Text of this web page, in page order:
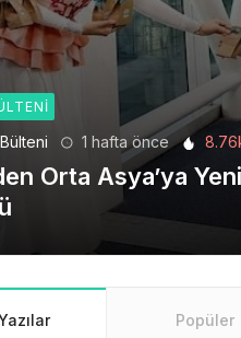
4 hafta önce 6.2k
Teknolojilerinde
Dönem
Popüler